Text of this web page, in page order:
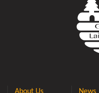
成 【門市地址】→ 54557
【電話洽詢】→ 049-298-
雞胸肉混合在一起（馬
盤上鋪上烘焙紙，洋蔥
菜。⑤ 最後淋上些許蜂
四邊包起來。⑥ 放入烤
成啦～影片教學蜜編提